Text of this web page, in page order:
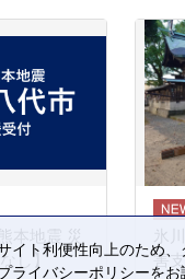
本地震 災
し】
氷
害
イト利便性向上のため
ライバシーポリシーをお